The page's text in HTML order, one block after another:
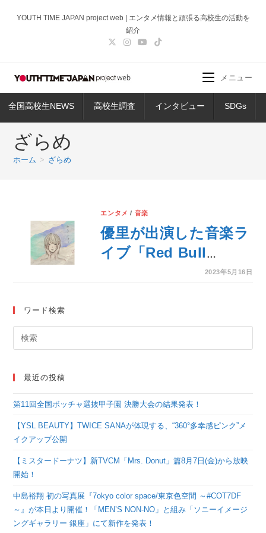
ス
ッ
YOUTH TIME JAPAN project web | エンタメ情報と頑張る高校生の活動を
紹介
全国高校生NEWS 高校生調査 インタビュー SDGs
メニュー
ざらめ
ホーム > ざらめ
エンタメ / 音楽
優里が出演した音楽ラ
イブ「Red Bull
Jukebox 2023」で優
め”が2nd Single『キ
ライキライ』を配信リ
2023年5月16日
ワード検索
最近の投稿
第11回全国ボッチャ選抜甲子園 決勝大会の結果発表！
【YSL BEAUTY】TWICE SANAが体現する、“360°多幸感ピンク”メ
イクアップ公開
【ミスタードーナツ】新TVCM「Mrs. Donut」篇8月7日(金)から放映
開始！
中島裕翔 初の写真展『7okyo color space/東京色空間 ～#COT7DF
～』が本日より開催！「MEN’S NON-NO」と組み「ソニーイメージ
ングギャラリー 銀座」にて新作を発表！